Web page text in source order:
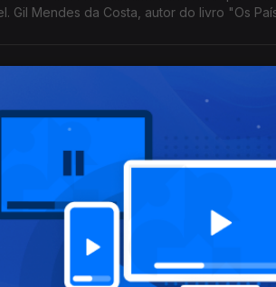
Gil Mendes da Costa, autor do livro "Os
we speak in english
querem ver a Odisseia que tem 3
de ouvir e chorar por mais
foram todo ouvidos. Recebemos
jornalista de música Daniel Dias que nos